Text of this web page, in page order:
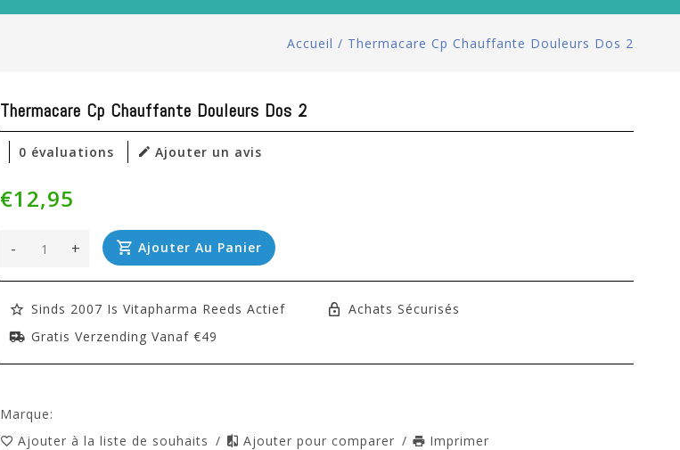
Accueil / Thermacare Cp Chauffante Douleurs Dos 2
Thermacare Cp Chauffante Douleurs Dos 2
0 évaluations Ajouter un avis
€12,95
+
- Ajouter Au Panier
Sinds 2007 Is Vitapharma Reeds Actief
Achats Sécurisés
Gratis Verzending Vanaf €49
Marque:
Ajouter à la liste de souhaits / Ajouter pour comparer / Imprimer